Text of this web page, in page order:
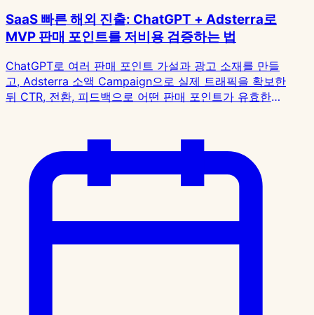
년
6
월
14
일
디
지
SaaS 빠른 해외 진출: ChatGPT + Adsterra로
MVP 판매 포인트를 저비용 검증하는 법
ChatGPT로 여러 판매 포인트 가설과 광고 소재를 만들
고, Adsterra 소액 Campaign으로 실제 트래픽을 확보한
뒤 CTR, 전환, 피드백으로 어떤 판매 포인트가 유효한지